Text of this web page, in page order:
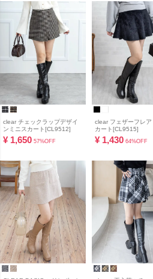
clear チェックラップデザイ
ンミニスカート[CL9512]
¥ 1,650 57%OFF
clear フェザーフレア
カート[CL9515]
¥ 1,430 64%OFF